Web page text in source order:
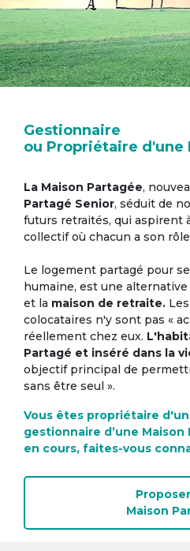
Gestionnaire
ou Propriétaire d'une
La Maison Partagée,
Partagé Senior, séduit de
futurs retraités, qui aspirent
collectif où chacun a son
Le logement partagé pour
humaine, est une
et la maison de retraite.
colocataires n'y sont pas «
réellement chez eux.
Partagé et inséré dans la
objectif principal de
sans être seul ».
Vous êtes propriétaire
gestionnaire d’une
en cours, faites-vous
Maison